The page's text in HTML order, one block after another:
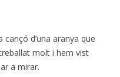
cançó d’una aranya que
molt i hem vist
a mirar.